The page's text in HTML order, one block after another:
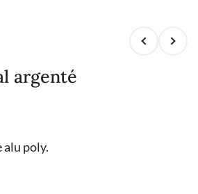
argenté
alu poly.